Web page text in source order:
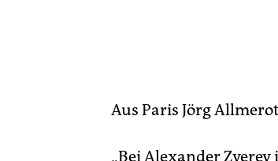
Aus Paris Jörg
„Bei Alexander